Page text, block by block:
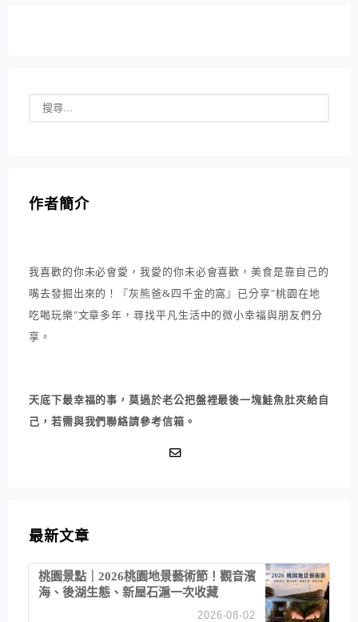
作者簡介
我喜歡的你未必會愛，我愛的你未必會喜歡，美食是靠自己的
嘴去發掘出來的！『灰熊爸&四千金的窩』已分享"桃園在地
吃喝玩樂"文章多年，尋找平凡生活中的微小幸福與朋友們分
享。
天底下最幸福的事，莫過於老公把盤裡最後一塊鮭魚肚夾給自
己，若需與我們聯絡請參考信箱。
最新文章
桃園景點｜2026桃園地景藝術節！觀音濱
海、後湖生態、新屋石滬一次收藏
2026-08-02